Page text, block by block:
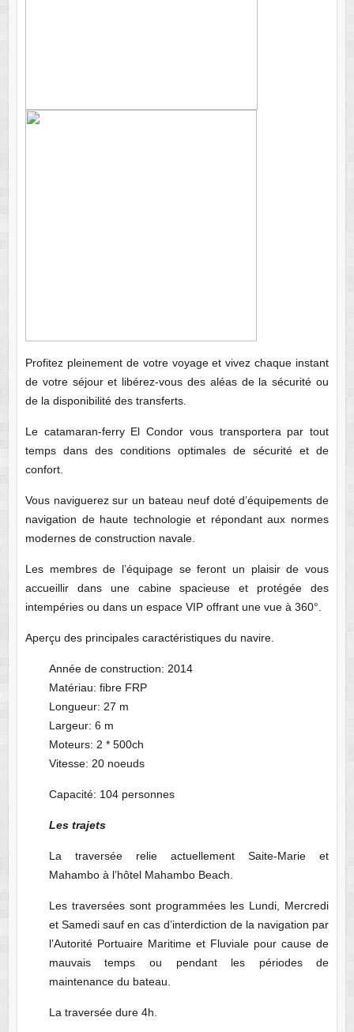
Profitez pleinement de votre voyage et vivez chaque instant
de votre séjour et libérez-vous des aléas de la sécurité ou
de la disponibilité des transferts.
Le catamaran-ferry El Condor vous transportera par tout
temps dans des conditions optimales de sécurité et de
confort.
Vous naviguerez sur un bateau neuf doté d’équipements de
navigation de haute technologie et répondant aux normes
modernes de construction navale.
Les membres de l’équipage se feront un plaisir de vous
accueillir dans une cabine spacieuse et protégée des
intempéries ou dans un espace VIP offrant une vue à 360°.
Aperçu des principales caractéristiques du navire.
Année de construction: 2014
Matériau: fibre FRP
Longueur: 27 m
Largeur: 6 m
Moteurs: 2 * 500ch
Vitesse: 20 noeuds
Capacité: 104 personnes
Les trajets
La traversée relie actuellement Saite-Marie et
Mahambo à l’hôtel Mahambo Beach.
Les traversées sont programmées les Lundi, Mercredi
et Samedi sauf en cas d’interdiction de la navigation par
l’Autorité Portuaire Maritime et Fluviale pour cause de
mauvais temps ou pendant les périodes de
maintenance du bateau.
La traversée dure 4h.